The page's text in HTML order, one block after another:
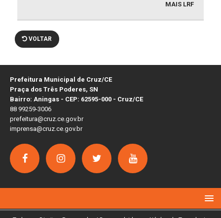
MAIS LRF
VOLTAR
Prefeitura Municipal de Cruz/CE
Praça dos Três Poderes, SN
Bairro: Aningas - CEP: 62595-000 - Cruz/CE
88 99259-3006
prefeitura@cruz.ce.gov.br
imprensa@cruz.ce.gov.br